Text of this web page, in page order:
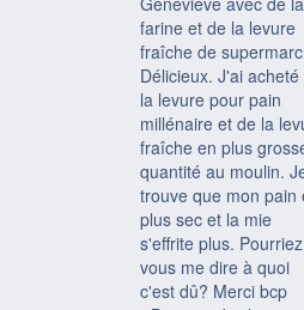
farine et de la levure
fraîche de
Délicieux. J'ai acheté
la levure pour pain
millénaire et de la
fraîche en plus
quantité au moulin.
trouve que mon pain
plus sec et la mie
s'effrite plus. Pourriez
vous me dire à quoi
c'est dû? Merci bcp